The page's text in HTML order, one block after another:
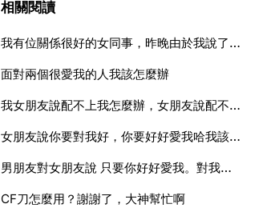
相關閱讀
我有位關係很好的女同事，昨晚由於我說了一句話得罪她了
面對兩個很愛我的人我該怎麼辦
我女朋友說配不上我怎麼辦，女朋友說配不上我是什麼意思
女朋友說你要對我好，你要好好愛我哈我該怎樣回啊
男朋友對女朋友說 只要你好好愛我。對我好，我就肯定對你也好這是嘛意思
CF刀怎麼用？謝謝了，大神幫忙啊